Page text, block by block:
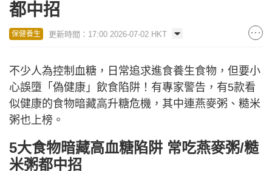
都中招
保健養生 更新時間：17:00 2026-07-02 HKT
不少人為控制血糖，日常追求進食養生食物，但要小
心誤墮「偽健康」飲食陷阱！有專家警告，有5款看
似健康的食物暗藏高升糖危機，其中連燕麥粥、糙米
粥也上榜。
5大食物暗藏高血糖陷阱 常吃燕麥粥/糙
米粥都中招